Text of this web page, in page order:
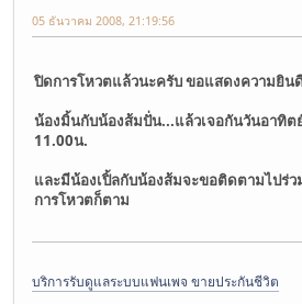
05 ธันวาคม 2008, 21:19:56
ปิดการโหวตแล้วนะครับ ขอแสดงความยิน
น้องมิ้นกับน้องส้มปั่น...แล้วเจอกันวันอาทิต
11.00น.
และมีน้องเปิ้ลกับน้องส้มจะขอติดตามไปร่
การโหวตก็ตาม
บริการรับดูแลระบบแฟนเพจ ขายประกันชีวิต